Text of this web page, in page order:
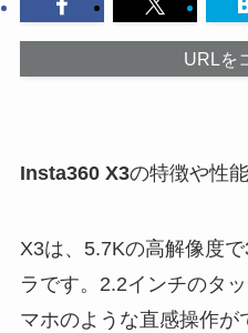
URLを
Insta360 X3の特徴や性
X3は、5.7Kの高解像度
ラです。2.2インチのタ
マホのような直感操作が